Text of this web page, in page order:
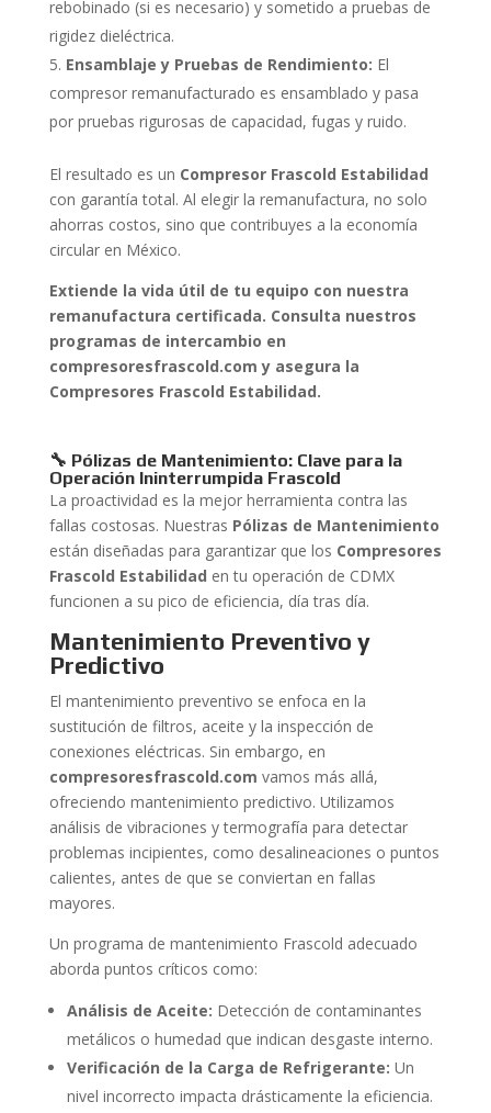
rebobinado (si es necesario) y sometido a pruebas de
rigidez dieléctrica.
Ensamblaje y Pruebas de Rendimiento: El
compresor remanufacturado es ensamblado y pasa
por pruebas rigurosas de capacidad, fugas y ruido.
El resultado es un Compresor Frascold Estabilidad
con garantía total. Al elegir la remanufactura, no solo
ahorras costos, sino que contribuyes a la economía
circular en México.
Extiende la vida útil de tu equipo con nuestra
remanufactura certificada. Consulta nuestros
programas de intercambio en
compresoresfrascold.com y asegura la
Compresores Frascold Estabilidad.
🔧 Pólizas de Mantenimiento: Clave para la
Operación Ininterrumpida Frascold
La proactividad es la mejor herramienta contra las
fallas costosas. Nuestras Pólizas de Mantenimiento
están diseñadas para garantizar que los Compresores
Frascold Estabilidad en tu operación de CDMX
funcionen a su pico de eficiencia, día tras día.
Mantenimiento Preventivo y
Predictivo
El mantenimiento preventivo se enfoca en la
sustitución de filtros, aceite y la inspección de
conexiones eléctricas. Sin embargo, en
compresoresfrascold.com vamos más allá,
ofreciendo mantenimiento predictivo. Utilizamos
análisis de vibraciones y termografía para detectar
problemas incipientes, como desalineaciones o puntos
calientes, antes de que se conviertan en fallas
mayores.
Un programa de mantenimiento Frascold adecuado
aborda puntos críticos como:
Análisis de Aceite: Detección de contaminantes
metálicos o humedad que indican desgaste interno.
Verificación de la Carga de Refrigerante: Un
nivel incorrecto impacta drásticamente la eficiencia.